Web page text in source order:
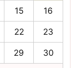
15 16
22 23
29 30